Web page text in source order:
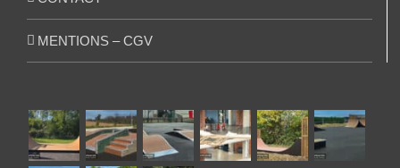
MENTIONS – CGV